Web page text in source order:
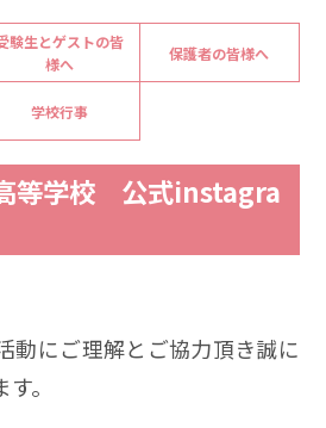
験生とゲストの皆
様へ
保護者の皆様へ
学校行事
高等学校 公式instagra
動にご理解とご協力頂き誠に
。